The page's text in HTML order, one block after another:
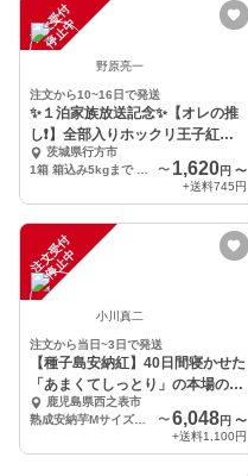
注
文
受
付
停
止
中
野原亮一
注文から10~16日で発送
✨１泊家族放送記念✨【オレの推
し❗】全部入りホックリ王子紅あ
ずま茨城県行方市
〜 1,620円 〜
+送料745円
注
文
受
付
停
止
中
小川真二
注文から当日~3日で発送
【種子島安納紅】40日間寝かせた
「あまくてしっとり」の本場の安
納芋(５キロ）
鹿児島県西之表市
熟成安納芋Mサイズ以下5キロ
〜 6,048円 〜
+送料1,100円